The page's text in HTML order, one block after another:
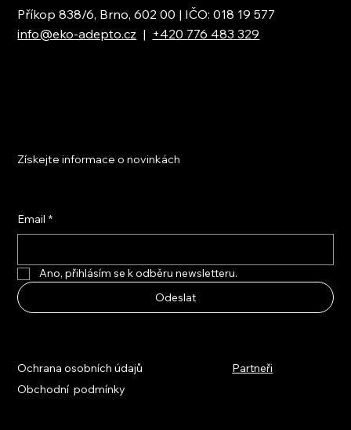
Příkop 838/6, Brno, 602 00 | IČO: 018 19 577
info@eko-adepto.cz | +420 776 483 329
Získejte informace o novinkách
Email *
Ano, přihlásím se k odběru newsletteru.
Odeslat
Ochrana osobních údajů
Obchodní podmínky
Partneři